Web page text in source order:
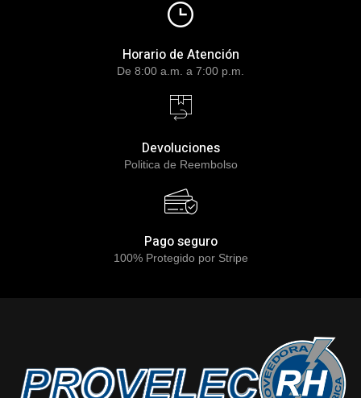
Horario de Atención
De 8:00 a.m. a 7:00 p.m.
Devoluciones
Politica de Reembolso
Pago seguro
100% Protegido por Stripe